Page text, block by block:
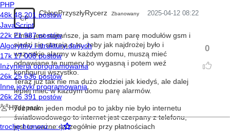
CP
ChłopPrzyszłyRycerz Zbanowany 2025-04-12 08:22
0
Email jest najtańsze, ja sam mam parę modułów gsm i
siedzi się starają o to, żeby jak najdrożej było i
wszystkie alarmy w każdym domu, muszą mieć
odnawiane te numery bo wygasną i potem weź
konfiguruj wszystko.
Teraz już tak nie ma dużo złodziei jak kiedyś, ale dalej
lepiej mieć w każdym domu parę alarmów.
Też mam jeden moduł po to jakby nie było internetu
światłowodowego to internet jest czerpany z telefonu,
jest to ważne szczegółnie przy płatnościach